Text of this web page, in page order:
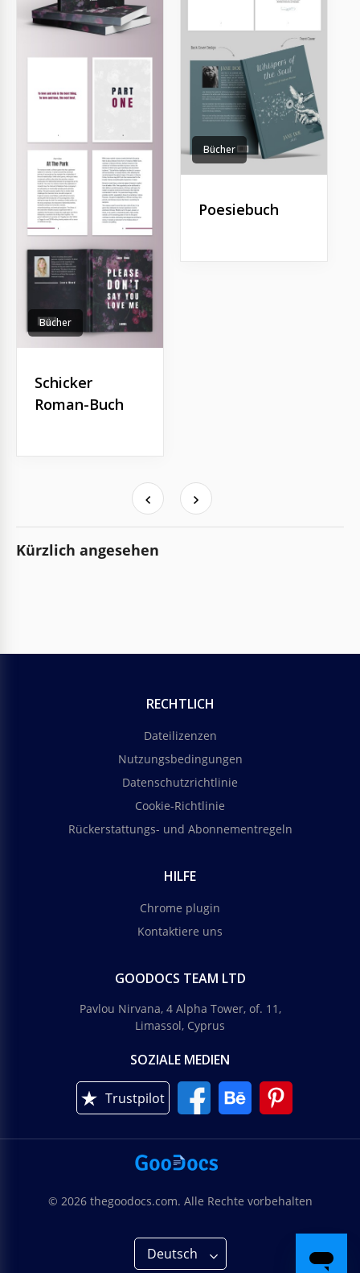
Bücher
Schicker
Roman-Buch
Bücher
Poesiebuch
Kürzlich angesehen
RECHTLICH
Dateilizenzen
Nutzungsbedingungen
Datenschutzrichtlinie
Cookie-Richtlinie
Rückerstattungs- und Abonnementregeln
HILFE
Chrome plugin
Kontaktiere uns
GOODOCS TEAM LTD
Pavlou Nirvana, 4 Alpha Tower, of. 11,
Limassol, Cyprus
SOZIALE MEDIEN
Trustpilot
© 2026 thegoodocs.com. Alle Rechte vorbehalten
Deutsch